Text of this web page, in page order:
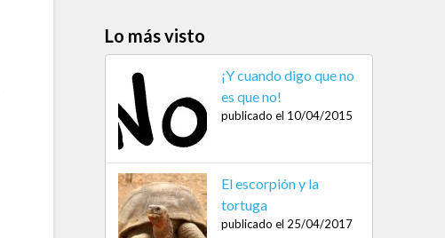
Lo más visto
¡Y cuando digo que no
es que no!
publicado el 10/04/2015
El escorpión y la
tortuga
publicado el 25/04/2017